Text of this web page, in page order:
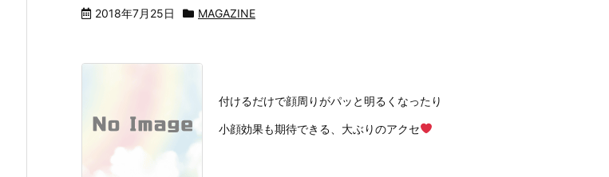
2018年7月25日 MAGAZINE
付けるだけで顔周りがパッと明るくなったり
小顔効果も期待できる、大ぶりのアクセ